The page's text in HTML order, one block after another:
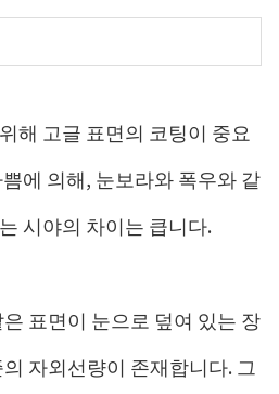
해 고글 표면의 코팅이 중요
에 의해, 눈보라와 폭우와 같
시야의 차이는 큽니다.
표면이 눈으로 덮여 있는 장
자외선량이 존재합니다. 그